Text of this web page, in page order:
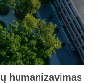
humanizavimas